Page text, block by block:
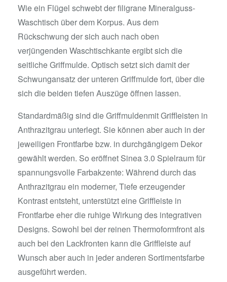
Wie ein Flügel schwebt der filigrane Mineralguss-
Waschtisch über dem Korpus. Aus dem
Rückschwung der sich auch nach oben
verjüngenden Waschtischkante ergibt sich die
seitliche Griffmulde. Optisch setzt sich damit der
Schwungansatz der unteren Griffmulde fort, über die
sich die beiden tiefen Auszüge öffnen lassen.
Standardmäßig sind die Griffmuldenmit Griffleisten in
Anthrazitgrau unterlegt. Sie können aber auch in der
jeweiligen Frontfarbe bzw. in durchgängigem Dekor
gewählt werden. So eröffnet Sinea 3.0 Spielraum für
spannungsvolle Farbakzente: Während durch das
Anthrazitgrau ein moderner, Tiefe erzeugender
Kontrast entsteht, unterstützt eine Griffleiste in
Frontfarbe eher die ruhige Wirkung des integrativen
Designs. Sowohl bei der reinen Thermoformfront als
auch bei den Lackfronten kann die Griffleiste auf
Wunsch aber auch in jeder anderen Sortimentsfarbe
ausgeführt werden.